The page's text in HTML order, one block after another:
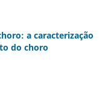
a caracterização
do choro